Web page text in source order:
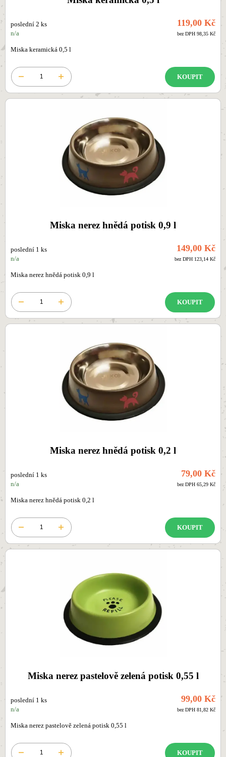
poslední 2 ks
n/a
119,00 Kč
bez DPH 98,35 Kč
Miska keramická 0,5 l
KOUPIT
Miska nerez hnědá potisk 0,9 l
poslední 1 ks
n/a
149,00 Kč
bez DPH 123,14 Kč
Miska nerez hnědá potisk 0,9 l
KOUPIT
Miska nerez hnědá potisk 0,2 l
poslední 1 ks
n/a
79,00 Kč
bez DPH 65,29 Kč
Miska nerez hnědá potisk 0,2 l
KOUPIT
Miska nerez pastelově zelená potisk 0,55 l
poslední 1 ks
n/a
99,00 Kč
bez DPH 81,82 Kč
Miska nerez pastelově zelená potisk 0,55 l
KOUPIT